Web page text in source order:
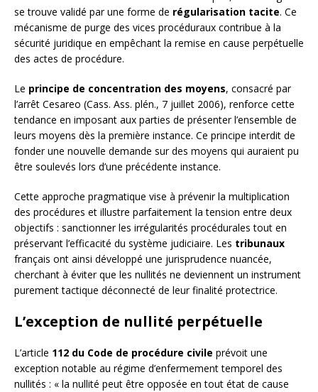
se trouve validé par une forme de régularisation tacite. Ce
mécanisme de purge des vices procéduraux contribue à la
sécurité juridique en empêchant la remise en cause perpétuelle
des actes de procédure.
Le principe de concentration des moyens, consacré par
l’arrêt Cesareo (Cass. Ass. plén., 7 juillet 2006), renforce cette
tendance en imposant aux parties de présenter l’ensemble de
leurs moyens dès la première instance. Ce principe interdit de
fonder une nouvelle demande sur des moyens qui auraient pu
être soulevés lors d’une précédente instance.
Cette approche pragmatique vise à prévenir la multiplication
des procédures et illustre parfaitement la tension entre deux
objectifs : sanctionner les irrégularités procédurales tout en
préservant l’efficacité du système judiciaire. Les tribunaux
français ont ainsi développé une jurisprudence nuancée,
cherchant à éviter que les nullités ne deviennent un instrument
purement tactique déconnecté de leur finalité protectrice.
L’exception de nullité perpétuelle
L’article 112 du Code de procédure civile prévoit une
exception notable au régime d’enfermement temporel des
nullités : « la nullité peut être opposée en tout état de cause